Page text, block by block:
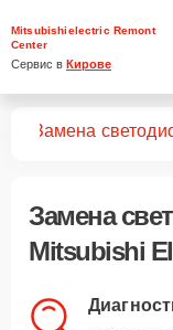
Mitsubishielectric Remont
Center
Сервис в Кирове
Замена
Замена
Mitsubishi